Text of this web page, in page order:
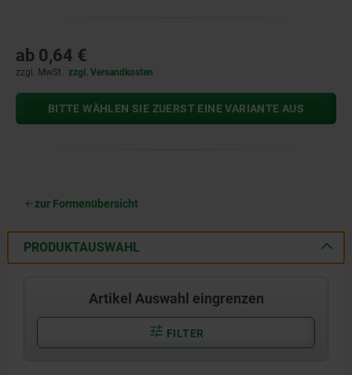
ab 0,64 €
zzgl. MwSt. zzgl. Versandkosten
BITTE WÄHLEN SIE ZUERST EINE VARIANTE AUS
zur Formenübersicht
PRODUKTAUSWAHL
Artikel Auswahl eingrenzen
FILTER